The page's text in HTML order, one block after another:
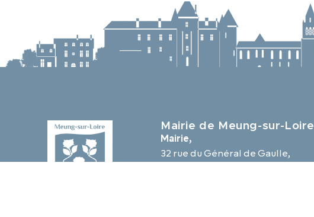
Mairie de Meung-sur-Loire
Mairie,
32 rue du Général de Gaulle,